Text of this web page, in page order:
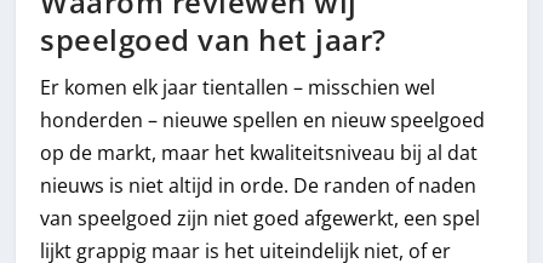
speelgoed van het jaar?
Er komen elk jaar tientallen – misschien wel
honderden – nieuwe spellen en nieuw speelgoed
op de markt, maar het kwaliteitsniveau bij al dat
nieuws is niet altijd in orde. De randen of naden
van speelgoed zijn niet goed afgewerkt, een spel
lijkt grappig maar is het uiteindelijk niet, of er